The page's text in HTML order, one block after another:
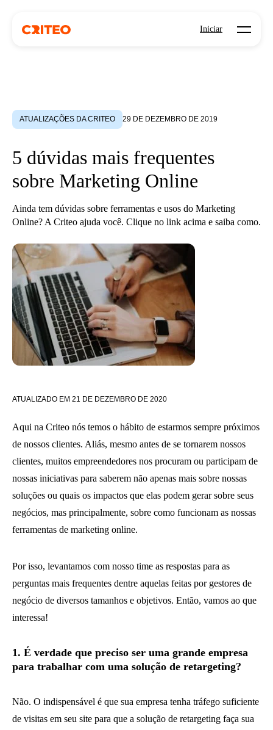
Iniciar Open
ATUALIZAÇÕES DA CRITEO 29 DE DEZEMBRO DE 2019
5 dúvidas mais frequentes
sobre Marketing Online
Ainda tem dúvidas sobre ferramentas e usos do Marketing
Online? A Criteo ajuda você. Clique no link acima e saiba como.
ATUALIZADO EM 21 DE DEZEMBRO DE 2020
Aqui na Criteo nós temos o hábito de estarmos sempre próximos
de nossos clientes. Aliás, mesmo antes de se tornarem nossos
clientes, muitos empreendedores nos procuram ou participam de
nossas iniciativas para saberem não apenas mais sobre nossas
soluções ou quais os impactos que elas podem gerar sobre seus
negócios, mas principalmente, sobre como funcionam as nossas
ferramentas de marketing online.
Por isso, levantamos com nosso time as respostas para as
perguntas mais frequentes dentre aquelas feitas por gestores de
negócio de diversos tamanhos e objetivos. Então, vamos ao que
interessa!
1. É verdade que preciso ser uma grande empresa
para trabalhar com uma solução de retargeting?
Não. O indispensável é que sua empresa tenha tráfego suficiente
de visitas em seu site para que a solução de retargeting faça sua